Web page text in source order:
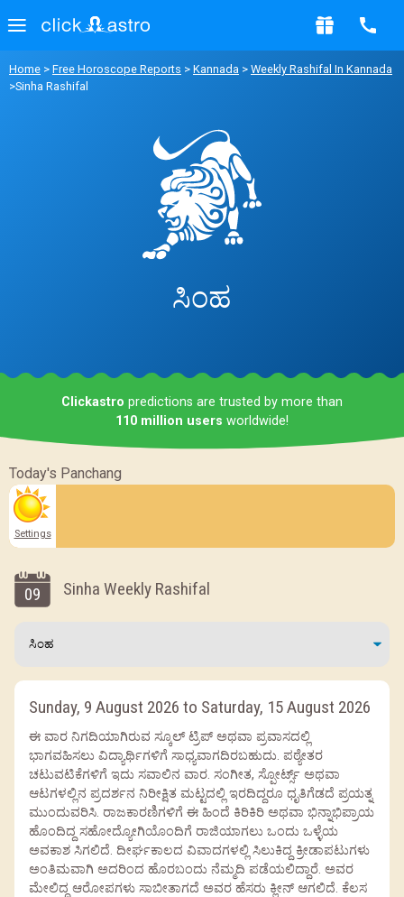
Home > Free Horoscope Reports > Kannada > Weekly Rashifal In Kannada
>Sinha Rashifal
ಸಿಂಹ
Clickastro predictions are trusted by more than
110 million users worldwide!
Today's Panchang
Settings
09 Sinha Weekly Rashifal
Sunday, 9 August 2026 to Saturday, 15 August 2026
ಈ ವಾರ ನಿಗದಿಯಾಗಿರುವ ಸ್ಕೂಲ್ ಟ್ರಿಪ್ ಅಥವಾ ಪ್ರವಾಸದಲ್ಲಿ
ಭಾಗವಹಿಸಲು ವಿದ್ಯಾರ್ಥಿಗಳಿಗೆ ಸಾಧ್ಯವಾಗದಿರಬಹುದು. ಪಠ್ಯೇತರ
ಚಟುವಟಿಕೆಗಳಿಗೆ ಇದು ಸವಾಲಿನ ವಾರ. ಸಂಗೀತ, ಸ್ಪೋರ್ಟ್ಸ್ ಅಥವಾ
ಆಟಗಳಲ್ಲಿನ ಪ್ರದರ್ಶನ ನಿರೀಕ್ಷಿತ ಮಟ್ಟದಲ್ಲಿ ಇರದಿದ್ದರೂ ಧೃತಿಗೆಡದೆ ಪ್ರಯತ್ನ
ಮುಂದುವರಿಸಿ. ರಾಜಕಾರಣಿಗಳಿಗೆ ಈ ಹಿಂದೆ ಕಿರಿಕಿರಿ ಅಥವಾ ಭಿನ್ನಾಭಿಪ್ರಾಯ
ಹೊಂದಿದ್ದ ಸಹೋದ್ಯೋಗಿಯೊಂದಿಗೆ ರಾಜಿಯಾಗಲು ಒಂದು ಒಳ್ಳೆಯ
ಅವಕಾಶ ಸಿಗಲಿದೆ. ದೀರ್ಘಕಾಲದ ವಿವಾದಗಳಲ್ಲಿ ಸಿಲುಕಿದ್ದ ಕ್ರೀಡಾಪಟುಗಳು
ಅಂತಿಮವಾಗಿ ಅದರಿಂದ ಹೊರಬಂದು ನೆಮ್ಮದಿ ಪಡೆಯಲಿದ್ದಾರೆ. ಅವರ
ಮೇಲಿದ್ದ ಆರೋಪಗಳು ಸಾಬೀತಾಗದೆ ಅವರ ಹೆಸರು ಕ್ಲೀನ್ ಆಗಲಿದೆ. ಕೆಲಸ